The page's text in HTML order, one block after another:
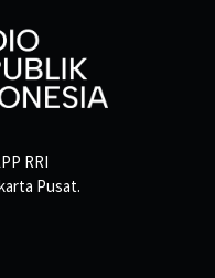
RRI
Pusat.